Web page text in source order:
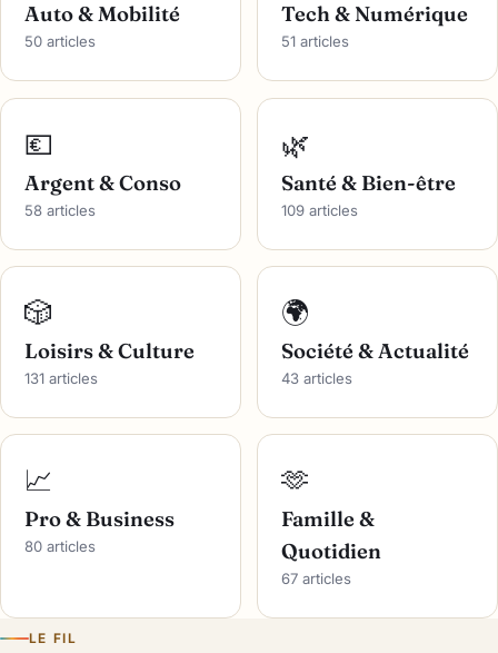
Auto & Mobilité
50 articles
Tech & Numérique
51 articles
💶
Argent & Conso
58 articles
🌿
Santé & Bien-être
109 articles
🎲
Loisirs & Culture
131 articles
🌍
Société & Actualité
43 articles
📈
Pro & Business
80 articles
🫶
Famille &
Quotidien
67 articles
LE FIL